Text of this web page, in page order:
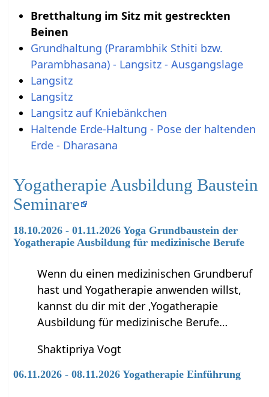
Bretthaltung im Sitz mit gestreckten
Beinen
Grundhaltung (Prarambhik Sthiti bzw.
Parambhasana) - Langsitz - Ausgangslage
Langsitz
Langsitz
Langsitz auf Kniebänkchen
Haltende Erde-Haltung - Pose der haltenden
Erde - Dharasana
Yogatherapie Ausbildung Baustein
Seminare
18.10.2026 - 01.11.2026 Yoga Grundbaustein der
Yogatherapie Ausbildung für medizinische Berufe
Wenn du einen medizinischen Grundberuf
hast und Yogatherapie anwenden willst,
kannst du dir mit der ‚Yogatherapie
Ausbildung für medizinische Berufe…
Shaktipriya Vogt
06.11.2026 - 08.11.2026 Yogatherapie Einführung